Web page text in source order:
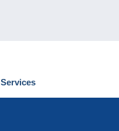
Services
Découvrir Delcampe